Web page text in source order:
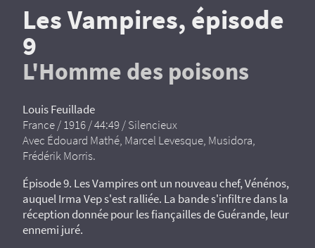
Les Vampires, épisode
9
L'Homme des poisons
Louis Feuillade
France / 1916 / 44:49 / Silencieux
Avec Édouard Mathé, Marcel Levesque, Musidora,
Frédérik Morris.
Épisode 9. Les Vampires ont un nouveau chef, Vénénos,
auquel Irma Vep s'est ralliée. La bande s'infiltre dans la
réception donnée pour les fiançailles de Guérande, leur
ennemi juré.